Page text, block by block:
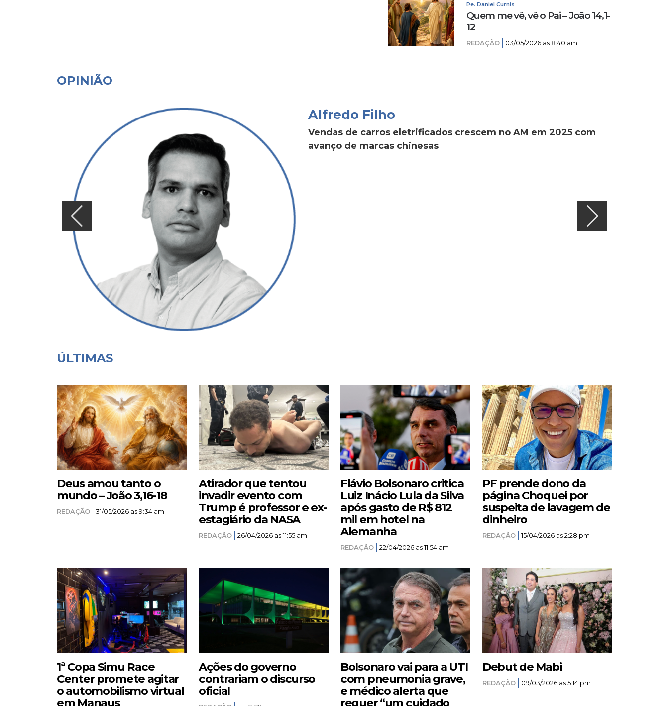
Pe. Daniel Curnis
Quem me vê, vê o Pai – João 14,1-
12
REDAÇÃO 03/05/2026 as 8:40 am
OPINIÃO
Alfredo Filho
Vendas de carros eletrificados crescem no AM em 2025 com
avanço de marcas chinesas
ÚLTIMAS
Deus amou tanto o
mundo – João 3,16-18
REDAÇÃO 31/05/2026 as 9:34 am
Atirador que tentou
invadir evento com
Trump é professor e ex-
estagiário da NASA
REDAÇÃO 26/04/2026 as 11:55 am
Flávio Bolsonaro critica
Luiz Inácio Lula da Silva
após gasto de R$ 812
mil em hotel na
Alemanha
REDAÇÃO 22/04/2026 as 11:54 am
PF prende dono da
página Choquei por
suspeita de lavagem de
dinheiro
REDAÇÃO 15/04/2026 as 2:28 pm
1ª Copa Simu Race
Center promete agitar
o automobilismo virtual
em Manaus
Ações do governo
contrariam o discurso
oficial
Bolsonaro vai para a UTI
com pneumonia grave,
e médico alerta que
requer “um cuidado
Debut de Mabi
REDAÇÃO 09/03/2026 as 5:14 pm